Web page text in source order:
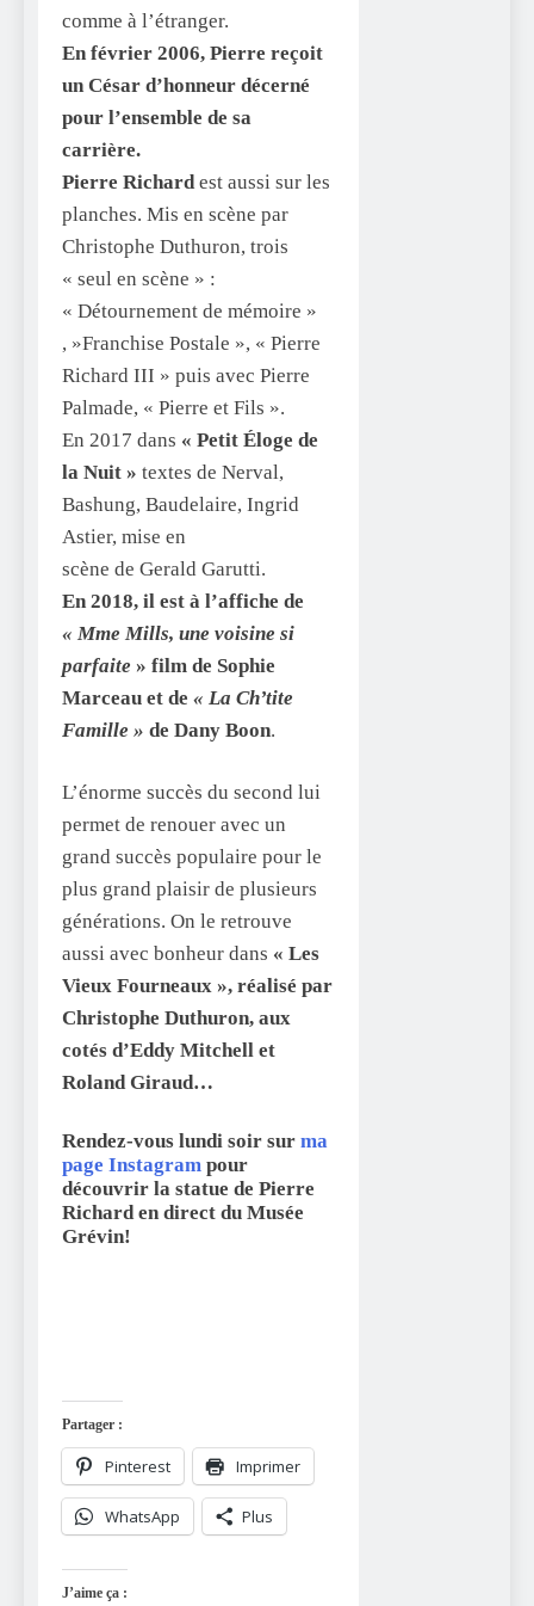
comme à l’étranger.
En février 2006, Pierre reçoit
un César d’honneur décerné
pour l’ensemble de sa
carrière.
Pierre Richard est aussi sur les
planches. Mis en scène par
Christophe Duthuron, trois
« seul en scène » :
« Détournement de mémoire »
, »Franchise Postale », « Pierre
Richard III » puis avec Pierre
Palmade, « Pierre et Fils ».
En 2017 dans « Petit Éloge de
la Nuit » textes de Nerval,
Bashung, Baudelaire, Ingrid
Astier, mise en
scène de Gerald Garutti.
En 2018, il est à l’affiche de
« Mme Mills, une voisine si
parfaite » film de Sophie
Marceau et de « La Ch’tite
Famille » de Dany Boon.
L’énorme succès du second lui
permet de renouer avec un
grand succès populaire pour le
plus grand plaisir de plusieurs
générations. On le retrouve
aussi avec bonheur dans « Les
Vieux Fourneaux », réalisé par
Christophe Duthuron, aux
cotés d’Eddy Mitchell et
Roland Giraud…
Rendez-vous lundi soir sur ma
page Instagram pour
découvrir la statue de Pierre
Richard en direct du Musée
Grévin!
Partager :
Pinterest Imprimer
WhatsApp Plus
J’aime ça :